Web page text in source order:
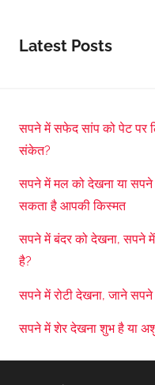
Latest Posts
सपने में सफेद सांप को पेट पर
संकेत?
सपने में मल को देखना या
सकता है आपकी किस्मत
सपने में बंदर को देखना, सपने
है?
सपने में रोटी देखना, जाने सपने
सपने में शेर देखना शुभ है या